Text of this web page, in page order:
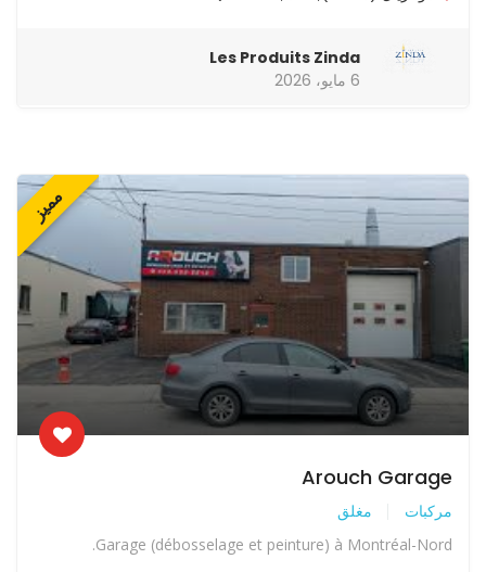
Les Produits Zinda
6 مايو، 2026
مميز
Arouch Garage
مركبات مغلق
Garage (débosselage et peinture) à Montréal-Nord.